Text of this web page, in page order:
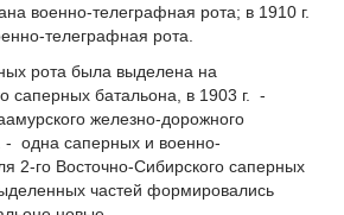
военно-телеграфная рота; в 1910 г.
телеграфная рота.
рота была выделена на
саперных батальона, в 1903 г. -
железно-дорожного
- одна саперных и военно-
2-го Восточно-Сибирского саперных
частей формировались